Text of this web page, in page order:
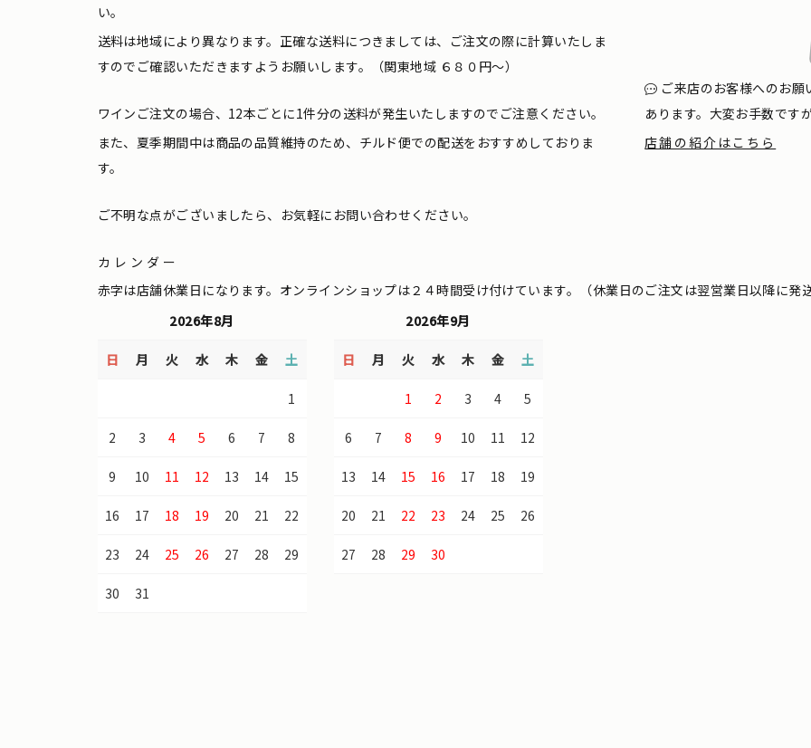
い。
送料は地域により異なります。正確な送料につきましては、ご注文の際に計算いたしま
すのでご確認いただきますようお願いします。（関東地域 ６８０円〜）
ワインご注文の場合、12本ごとに1件分の送料が発生いたしますのでご注意ください。
また、夏季期間中は商品の品質維持のため、チルド便での配送をおすすめしておりま
す。
ご不明な点がございましたら、お気軽にお問い合わせください。
ご来店のお客様へのお
あります。大変お手数です
店舗の紹介はこちら
カレンダー
赤字は店舗休業日になります。オンラインショップは２４時間受け付けています。（休業日のご注文は翌営業日以降に発
2026年8月
日 月 火 水 木 金 土
1
2 3 4 5 6 7 8
9 10 11 12 13 14 15
16 17 18 19 20 21 22
23 24 25 26 27 28 29
30 31
2026年9月
日 月 火 水 木 金 土
1 2 3 4 5
6 7 8 9 10 11 12
13 14 15 16 17 18 19
20 21 22 23 24 25 26
27 28 29 30